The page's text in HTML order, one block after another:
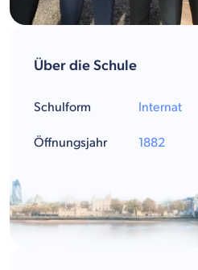
Über die Schule
Schulform
Öffnungsjahr
Internat
1882